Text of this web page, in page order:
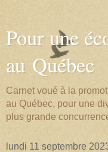
Pour une
au Québec
Carnet voué à la
au Québec, pour une
plus grande
lundi 11 septembre